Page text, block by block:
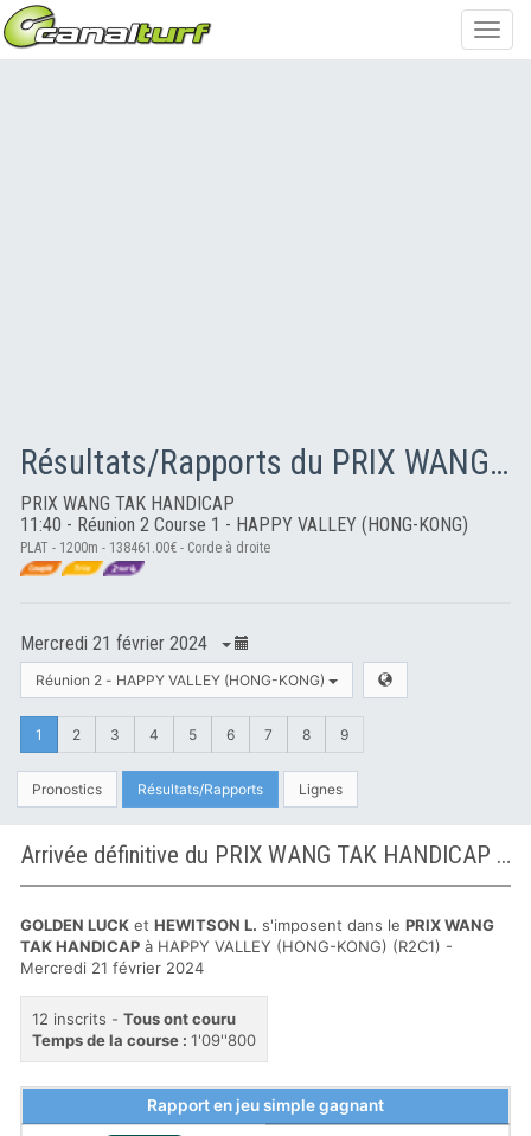
Résultats/Rapports du PRIX WANG TAK HANDICAP
PRIX WANG TAK HANDICAP
11:40 - Réunion 2 Course 1 - HAPPY VALLEY (HONG-KONG)
PLAT - 1200m - 138461.00€ - Corde à droite
Mercredi 21 février 2024
Réunion 2 - HAPPY VALLEY (HONG-KONG)
1 2 3 4 5 6 7 8 9
Pronostics Résultats/Rapports Lignes
Arrivée définitive du PRIX WANG TAK HANDICAP à HAPPY VALLEY (HONG-KONG)
GOLDEN LUCK et HEWITSON L. s'imposent dans le PRIX WANG
TAK HANDICAP à HAPPY VALLEY (HONG-KONG) (R2C1) -
Mercredi 21 février 2024
12 inscrits - Tous ont couru
Temps de la course : 1'09''800
Rapport en jeu simple gagnant